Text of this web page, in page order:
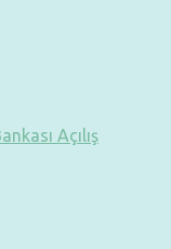
Açılış